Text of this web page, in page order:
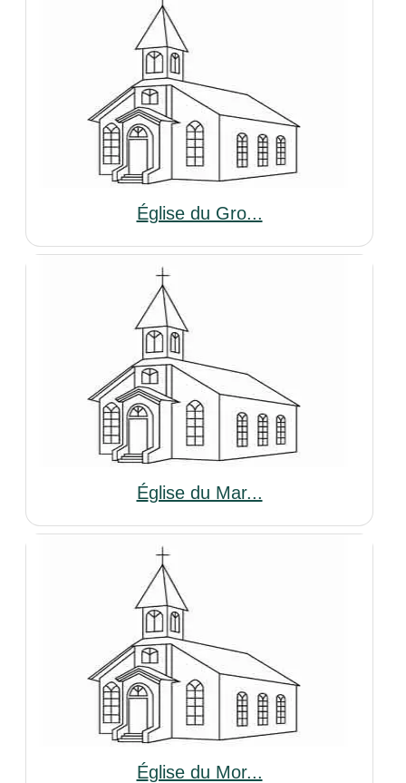
Église du Gro...
Église du Mar...
Église du Mor...